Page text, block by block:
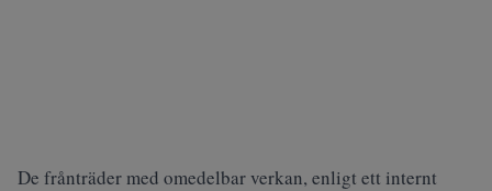
De frånträder med omedelbar verkan, enligt ett internt